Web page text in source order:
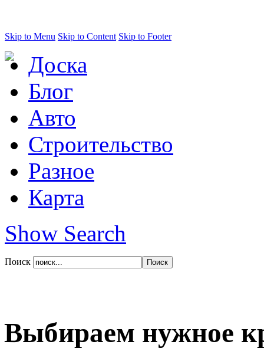
Skip to Menu Skip to Content Skip to Footer
Доска
Блог
Авто
Строительство
Разное
Карта
Show Search
Поиск
Выбираем нужное